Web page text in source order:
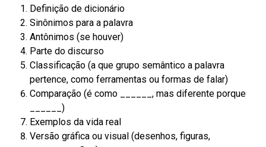
Definição de dicionário
Sinônimos para a palavra
Antônimos (se houver)
Parte do discurso
Classificação (a que grupo semântico a palavra
pertence, como ferramentas ou formas de falar)
Comparação (é como ______, mas diferente porque
______)
Exemplos da vida real
Versão gráfica ou visual (desenhos, figuras,